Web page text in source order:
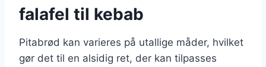
falafel til kebab
Pitabrød kan varieres på utallige måder, hvilket
gør det til en alsidig ret, der kan tilpasses